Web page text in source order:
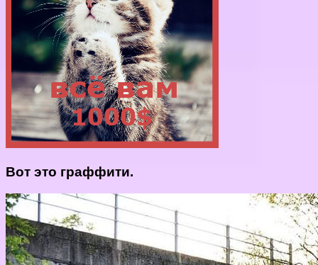
Вот это граффити.